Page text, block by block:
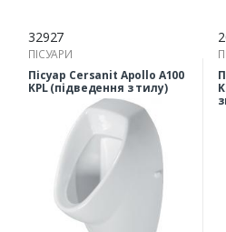
32927
ПІСУАРИ
Пісуар Cersanit Apollo A100
KPL (підведення з тилу)